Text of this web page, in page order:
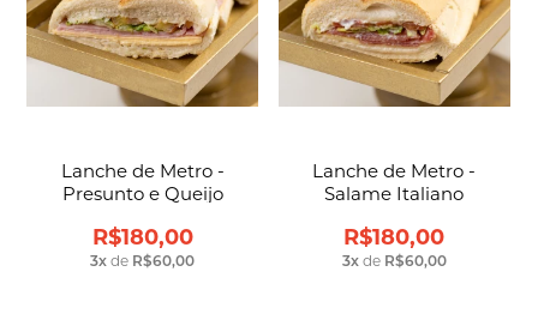
Lanche de Metro -
Presunto e Queijo
R$180,00
3x de R$60,00
Lanche de Metro -
Salame Italiano
R$180,00
3xde R$60,00